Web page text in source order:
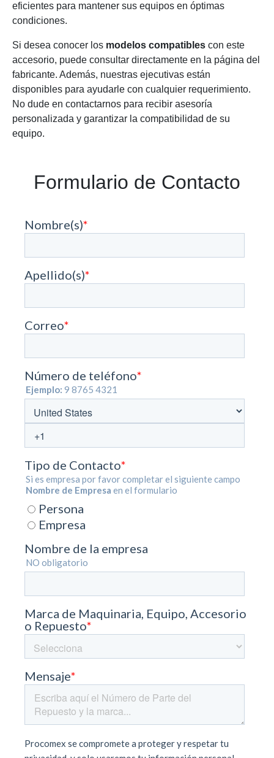
eficientes para mantener sus equipos en óptimas
condiciones.
Si desea conocer los modelos compatibles con este
accesorio, puede consultar directamente en la página del
fabricante. Además, nuestras ejecutivas están
disponibles para ayudarle con cualquier requerimiento.
No dude en contactarnos para recibir asesoría
personalizada y garantizar la compatibilidad de su
equipo.
Formulario de Contacto